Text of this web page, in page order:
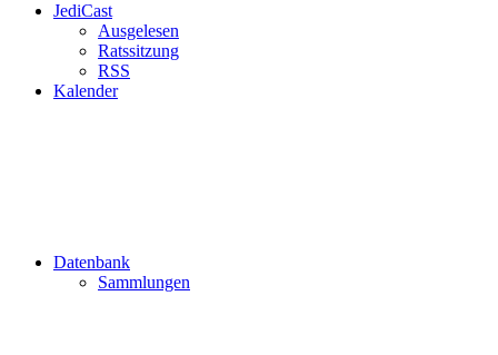
JediCast
Ausgelesen
Ratssitzung
RSS
Kalender
Datenbank
Sammlungen